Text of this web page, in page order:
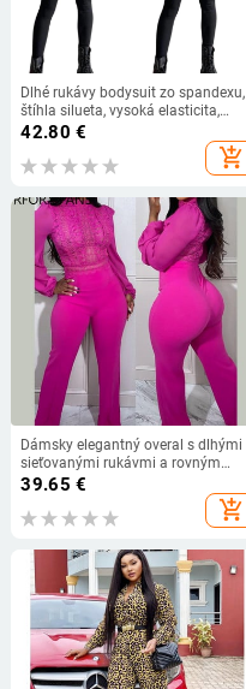
Dlhé rukávy bodysuit zo spandexu,
štíhla silueta, vysoká elasticita,
jeseň 2025
42.80 €
add_shopping_cart
Dámsky elegantný overal s dlhými
sieťovanými rukávmi a rovným
strihom, jednofarebný čipkovaný
39.65 €
add_shopping_cart